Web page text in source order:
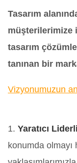
Tasarım
müşterilerimize
tasarım
tanınan bir
Vizyonumuzun
1. Yaratıcı
konumda olmayı